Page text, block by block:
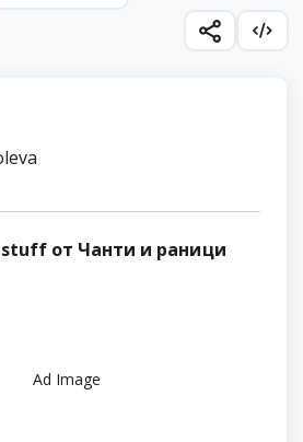
от Чанти и раници